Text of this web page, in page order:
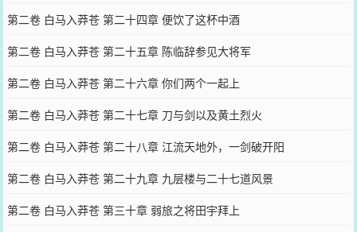
第二卷 白马入莽苍 第二十四章 便饮了这杯中酒
第二卷 白马入莽苍 第二十五章 陈临辞参见大将军
第二卷 白马入莽苍 第二十六章 你们两个一起上
第二卷 白马入莽苍 第二十七章 刀与剑以及黄土烈火
第二卷 白马入莽苍 第二十八章 江流天地外，一剑破开阳
第二卷 白马入莽苍 第二十九章 九层楼与二十七道风景
第二卷 白马入莽苍 第三十章 弱旅之将田宇拜上